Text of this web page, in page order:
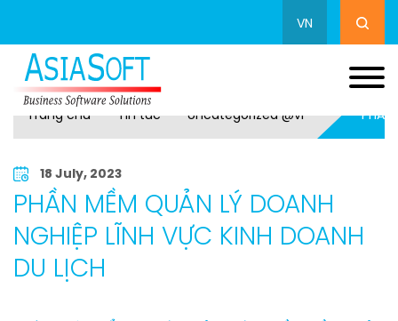
VN
Trang chủ Tin tức Uncategorized @vi PHẦN
18 July, 2023
PHẦN MỀM QUẢN LÝ DOANH
NGHIỆP LĨNH VỰC KINH DOANH
DU LỊCH